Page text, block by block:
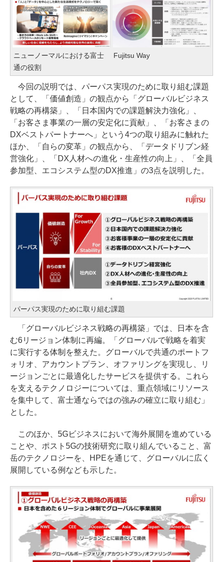
ニューノーマルにおける富士
通の役割
Fujitsu Way
今回の説明では、パーパス実現のために取り組む課題
として、「価値創造」の観点から「グローバルビジネス
戦略の再構築」、「日本国内での課題解決力強化」、
「お客さま事業の一層の安定化に貢献」、「お客さまの
DXベストパートナーへ」という4つの取り組みに触れた
ほか、「自らの変革」の観点から、「データドリブン経
営強化」、「DX人材への進化・生産性の向上」、「全員
参加型、エコシステム型のDX推進」の3点を説明した。
パーパス実現のために取り組む課題
「グローバルビジネス戦略の再構築」では、日本を含
む6リージョン体制に再編。「グローバルで戦略を着実
に実行する体制を整えた。グローバルで共通のポートフ
ォリオ、アカウントプラン、オファリングを実現し、リ
ージョンごとに最適化したサービスを提供する。これら
を支えるテクノロジーについては、重点領域にリソース
を集中して、富士通ならではの強みの確立に取り組む」
とした。
このほか、5Gビジネスにおいて海外展開を進めている
ことや、ポスト5Gの技術研究に取り組んでいること、富
岳のテクノロジーを、HPEを通じて、グローバルに広く
展開している例なども示した。